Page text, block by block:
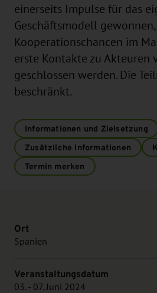
einerseits Impulse für das
Geschäftsmodell gewonnen,
Kooperationschancen im
erste Kontakte zu Akteuren
geschlossen werden. Die
beschränkt.
Informationen und Zielsetzung
Zusätzliche Informationen
Termin merken
Ort
Spanien
Veranstaltungsdatum
03. - 07. Juni 2024